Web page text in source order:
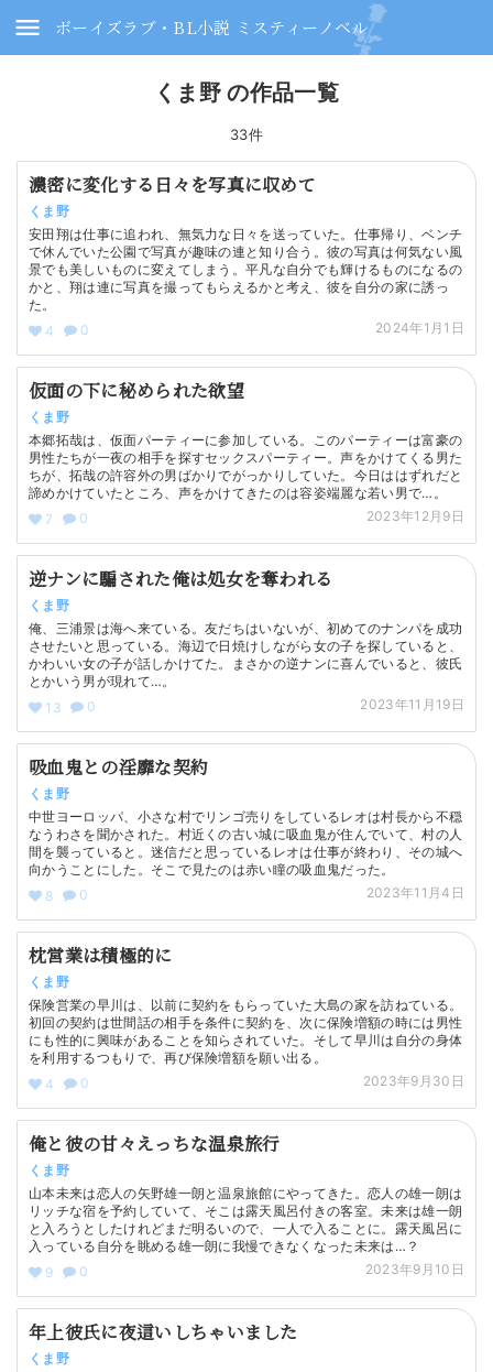
ボーイズラブ・BL小説 ミスティーノベル
くま野 の作品一覧
33件
濃密に変化する日々を写真に収めて
くま野
安田翔は仕事に追われ、無気力な日々を送っていた。仕事帰り、ベンチ
で休んでいた公園で写真が趣味の連と知り合う。彼の写真は何気ない風
景でも美しいものに変えてしまう。平凡な自分でも輝けるものになるの
かと、翔は連に写真を撮ってもらえるかと考え、彼を自分の家に誘っ
た。
4
0 2024年1月1日
仮面の下に秘められた欲望
くま野
本郷拓哉は、仮面パーティーに参加している。このパーティーは富豪の
男性たちが一夜の相手を探すセックスパーティー。声をかけてくる男た
ちが、拓哉の許容外の男ばかりでがっかりしていた。今日ははずれだと
諦めかけていたところ、声をかけてきたのは容姿端麗な若い男で…。
7
0 2023年12月9日
逆ナンに騙された俺は処女を奪われる
くま野
俺、三浦景は海へ来ている。友だちはいないが、初めてのナンパを成功
させたいと思っている。海辺で日焼けしながら女の子を探していると、
かわいい女の子が話しかけてた。まさかの逆ナンに喜んでいると、彼氏
とかいう男が現れて…。
13
0 2023年11月19日
吸血鬼との淫靡な契約
くま野
中世ヨーロッパ、小さな村でリンゴ売りをしているレオは村長から不穏
なうわさを聞かされた。村近くの古い城に吸血鬼が住んでいて、村の人
間を襲っていると。迷信だと思っているレオは仕事が終わり、その城へ
向かうことにした。そこで見たのは赤い瞳の吸血鬼だった。
8
0 2023年11月4日
枕営業は積極的に
くま野
保険営業の早川は、以前に契約をもらっていた大島の家を訪ねている。
初回の契約は世間話の相手を条件に契約を、次に保険増額の時には男性
にも性的に興味があることを知らされていた。そして早川は自分の身体
を利用するつもりで、再び保険増額を願い出る。
4
0 2023年9月30日
俺と彼の甘々えっちな温泉旅行
くま野
山本未来は恋人の矢野雄一朗と温泉旅館にやってきた。恋人の雄一朗は
リッチな宿を予約していて、そこは露天風呂付きの客室。未来は雄一朗
と入ろうとしたけれどまだ明るいので、一人で入ることに。露天風呂に
入っている自分を眺める雄一朗に我慢できなくなった未来は…？
9
0 2023年9月10日
年上彼氏に夜這いしちゃいました
くま野